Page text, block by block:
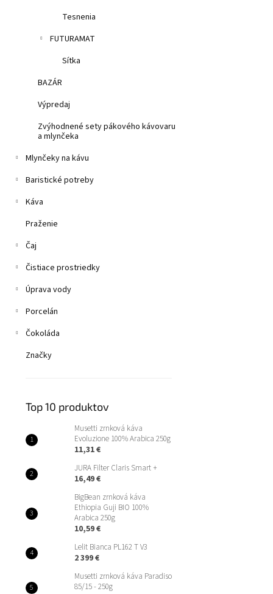
Tesnenia
FUTURAMAT
Sítka
BAZÁR
Výpredaj
Zvýhodnené sety pákového kávovaru
a mlynčeka
Mlynčeky na kávu
Baristické potreby
Káva
Praženie
Čaj
Čistiace prostriedky
Úprava vody
Porcelán
Čokoláda
Značky
Top 10 produktov
Musetti zrnková káva
Evoluzione 100% Arabica 250g
11,31 €
JURA Filter Claris Smart +
16,49 €
BigBean zrnková káva
Ethiopia Guji BIO 100%
Arabica 250g
10,59 €
Lelit Bianca PL162 T V3
2 399 €
Musetti zrnková káva Paradiso
85/15 - 250g